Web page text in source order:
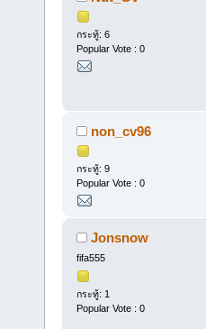
กระทู้: 6
Popular Vote : 0
non_cv96
กระทู้: 9
Popular Vote : 0
Jonsnow
fifa555
กระทู้: 1
Popular Vote : 0